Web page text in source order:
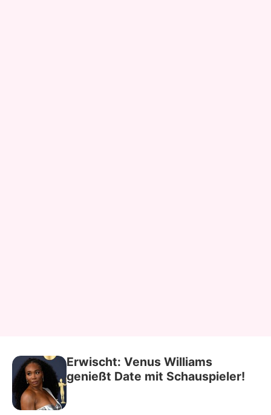
Erwischt: Venus Williams
genießt Date mit Schauspieler!